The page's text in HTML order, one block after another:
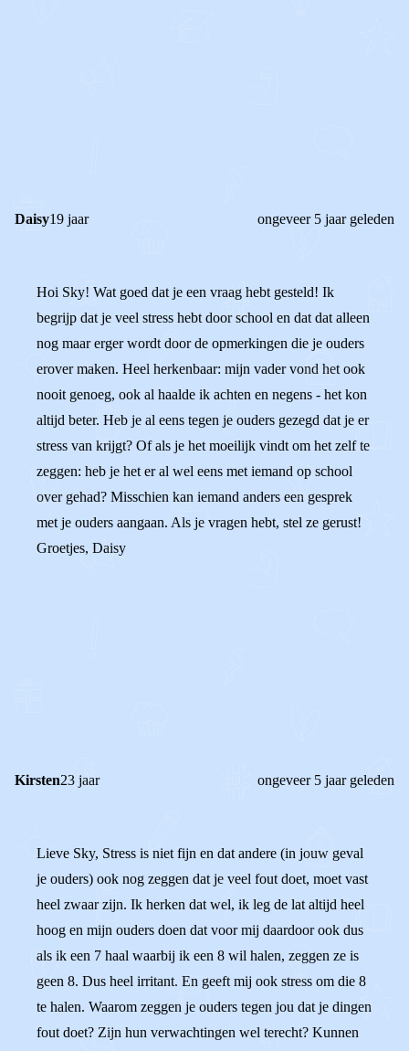
Daisy19 jaar ongeveer 5 jaar geleden
Hoi Sky! Wat goed dat je een vraag hebt gesteld! Ik
begrijp dat je veel stress hebt door school en dat dat alleen
nog maar erger wordt door de opmerkingen die je ouders
erover maken. Heel herkenbaar: mijn vader vond het ook
nooit genoeg, ook al haalde ik achten en negens - het kon
altijd beter. Heb je al eens tegen je ouders gezegd dat je er
stress van krijgt? Of als je het moeilijk vindt om het zelf te
zeggen: heb je het er al wel eens met iemand op school
over gehad? Misschien kan iemand anders een gesprek
met je ouders aangaan. Als je vragen hebt, stel ze gerust!
Groetjes, Daisy
Kirsten23 jaar ongeveer 5 jaar geleden
Lieve Sky, Stress is niet fijn en dat andere (in jouw geval
je ouders) ook nog zeggen dat je veel fout doet, moet vast
heel zwaar zijn. Ik herken dat wel, ik leg de lat altijd heel
hoog en mijn ouders doen dat voor mij daardoor ook dus
als ik een 7 haal waarbij ik een 8 wil halen, zeggen ze is
geen 8. Dus heel irritant. En geeft mij ook stress om die 8
te halen. Waarom zeggen je ouders tegen jou dat je dingen
fout doet? Zijn hun verwachtingen wel terecht? Kunnen